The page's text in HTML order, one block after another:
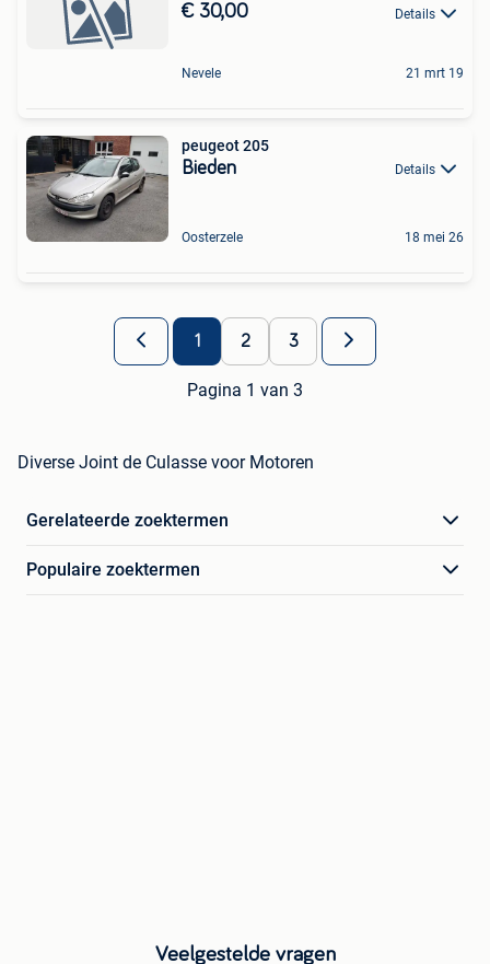
€ 30,00 Details
Nevele 21 mrt 19
peugeot 205
Bieden Details
Oosterzele 18 mei 26
1 2 3
Pagina 1 van 3
Diverse Joint de Culasse voor Motoren
Gerelateerde zoektermen
Populaire zoektermen
Veelgestelde vragen